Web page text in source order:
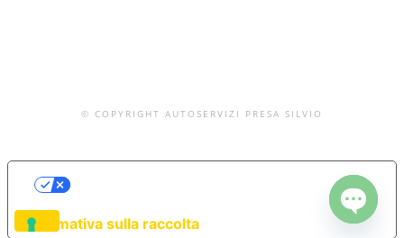
© COPYRIGHT AUTOSERVIZI PRESA SILVIO
Informativa sulla raccolta
LE TUE PREFERENZE RELATIVE ALLA